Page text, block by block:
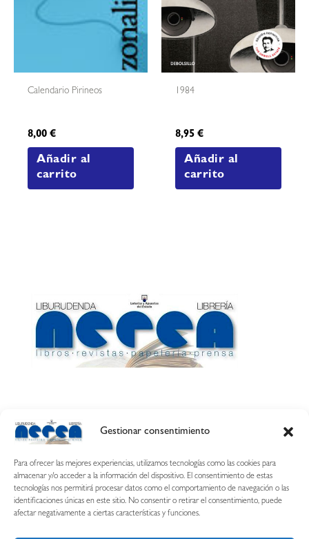
Gestionar consentimiento
Para ofrecer las mejores experiencias, utilizamos tecnologías como las cookies para
almacenar y/o acceder a la información del dispositivo. El consentimiento de estas
tecnologías nos permitirá procesar datos como el comportamiento de navegación o las
identificaciones únicas en este sitio. No consentir o retirar el consentimiento, puede
afectar negativamente a ciertas características y funciones.
Calendario Pirineos
8,00€
Añadir al
carrito
1984
8,95€
Añadir al
carrito
Calle Esquíroz, 27
687 54 31 70
nerearetamonge@gmail.com